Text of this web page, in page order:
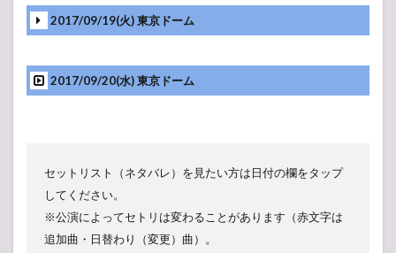
販）
3
ンケ
ー
所
2017/09/19(火) 東京ドーム
2017/09/20(水) 東京ドーム
セットリスト（ネタバレ）を見たい方は日付の欄をタップ
してください。
※公演によってセトリは変わることがあります（赤文字は
追加曲・日替わり（変更）曲）。